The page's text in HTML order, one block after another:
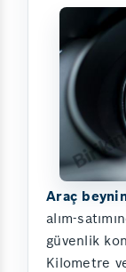
Araç
alım-
güvenlik
Kilometre